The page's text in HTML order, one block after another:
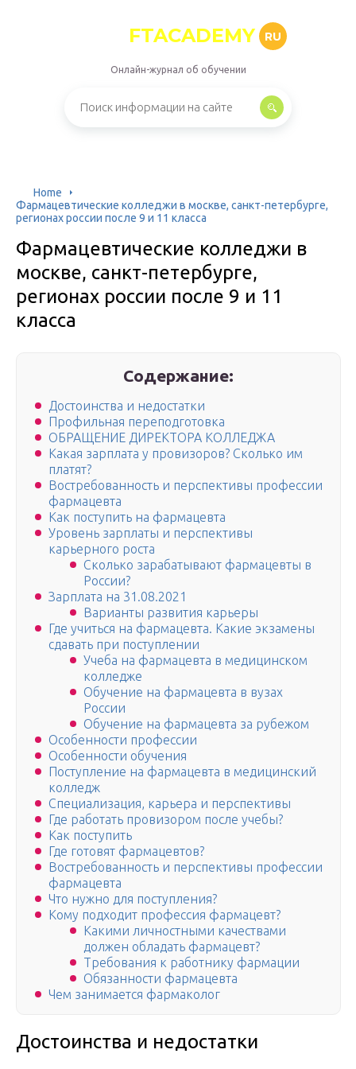
FTACADEMY RU
Онлайн-журнал об обучении
Home
Фармацевтические колледжи в москве, санкт-петербурге,
регионах россии после 9 и 11 класса
Фармацевтические колледжи в
москве, санкт-петербурге,
регионах россии после 9 и 11
класса
Содержание:
Достоинства и недостатки
Профильная переподготовка
ОБРАЩЕНИЕ ДИРЕКТОРА КОЛЛЕДЖА
Какая зарплата у провизоров? Сколько им
платят?
Востребованность и перспективы профессии
фармацевта
Как поступить на фармацевта
Уровень зарплаты и перспективы
карьерного роста
Сколько зарабатывают фармацевты в
России?
Зарплата на 31.08.2021
Варианты развития карьеры
Где учиться на фармацевта. Какие экзамены
сдавать при поступлении
Учеба на фармацевта в медицинском
колледже
Обучение на фармацевта в вузах
России
Обучение на фармацевта за рубежом
Особенности профессии
Особенности обучения
Поступление на фармацевта в медицинский
колледж
Специализация, карьера и перспективы
Где работать провизором после учебы?
Как поступить
Где готовят фармацевтов?
Востребованность и перспективы профессии
фармацевта
Что нужно для поступления?
Кому подходит профессия фармацевт?
Какими личностными качествами
должен обладать фармацевт?
Требования к работнику фармации
Обязанности фармацевта
Чем занимается фармаколог
Достоинства и недостатки